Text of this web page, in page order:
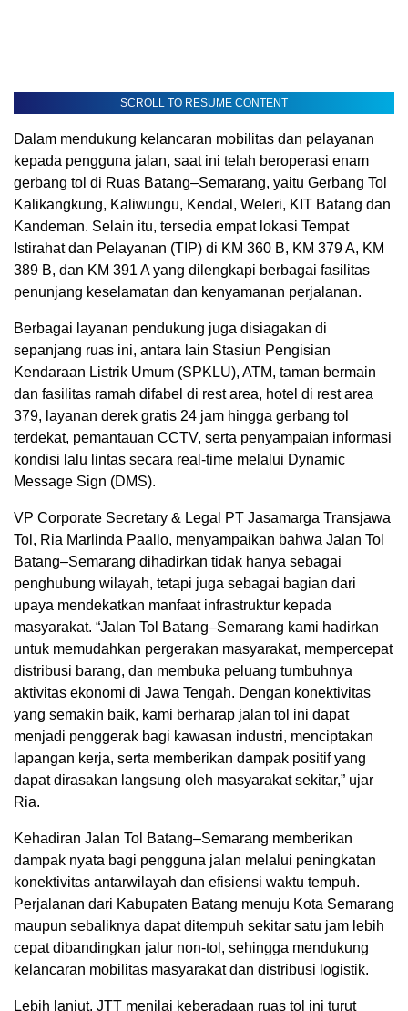
SCROLL TO RESUME CONTENT
Dalam mendukung kelancaran mobilitas dan pelayanan
kepada pengguna jalan, saat ini telah beroperasi enam
gerbang tol di Ruas Batang–Semarang, yaitu Gerbang Tol
Kalikangkung, Kaliwungu, Kendal, Weleri, KIT Batang dan
Kandeman. Selain itu, tersedia empat lokasi Tempat
Istirahat dan Pelayanan (TIP) di KM 360 B, KM 379 A, KM
389 B, dan KM 391 A yang dilengkapi berbagai fasilitas
penunjang keselamatan dan kenyamanan perjalanan.
Berbagai layanan pendukung juga disiagakan di
sepanjang ruas ini, antara lain Stasiun Pengisian
Kendaraan Listrik Umum (SPKLU), ATM, taman bermain
dan fasilitas ramah difabel di rest area, hotel di rest area
379, layanan derek gratis 24 jam hingga gerbang tol
terdekat, pemantauan CCTV, serta penyampaian informasi
kondisi lalu lintas secara real-time melalui Dynamic
Message Sign (DMS).
VP Corporate Secretary & Legal PT Jasamarga Transjawa
Tol, Ria Marlinda Paallo, menyampaikan bahwa Jalan Tol
Batang–Semarang dihadirkan tidak hanya sebagai
penghubung wilayah, tetapi juga sebagai bagian dari
upaya mendekatkan manfaat infrastruktur kepada
masyarakat. “Jalan Tol Batang–Semarang kami hadirkan
untuk memudahkan pergerakan masyarakat, mempercepat
distribusi barang, dan membuka peluang tumbuhnya
aktivitas ekonomi di Jawa Tengah. Dengan konektivitas
yang semakin baik, kami berharap jalan tol ini dapat
menjadi penggerak bagi kawasan industri, menciptakan
lapangan kerja, serta memberikan dampak positif yang
dapat dirasakan langsung oleh masyarakat sekitar,” ujar
Ria.
Kehadiran Jalan Tol Batang–Semarang memberikan
dampak nyata bagi pengguna jalan melalui peningkatan
konektivitas antarwilayah dan efisiensi waktu tempuh.
Perjalanan dari Kabupaten Batang menuju Kota Semarang
maupun sebaliknya dapat ditempuh sekitar satu jam lebih
cepat dibandingkan jalur non-tol, sehingga mendukung
kelancaran mobilitas masyarakat dan distribusi logistik.
Lebih lanjut, JTT menilai keberadaan ruas tol ini turut